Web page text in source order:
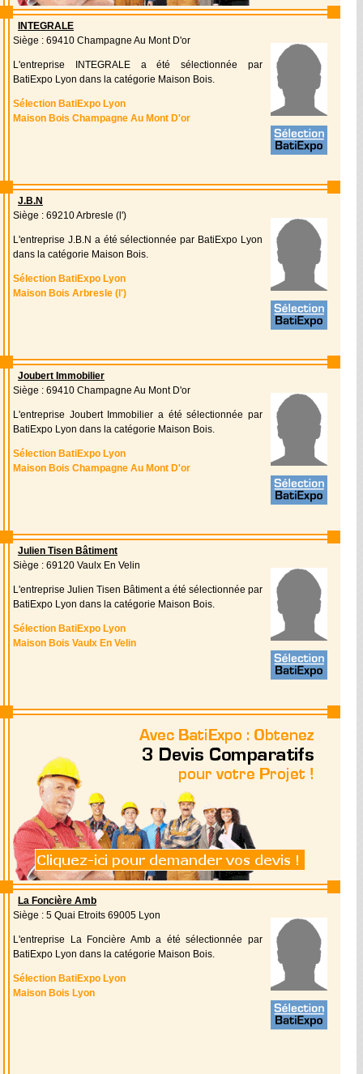
INTEGRALE
Siège : 69410 Champagne Au Mont D'or
L'entreprise INTEGRALE a été sélectionnée par
BatiExpo Lyon dans la catégorie Maison Bois.
Sélection BatiExpo Lyon
Maison Bois Champagne Au Mont D'or
J.B.N
Siège : 69210 Arbresle (l')
L'entreprise J.B.N a été sélectionnée par BatiExpo Lyon
dans la catégorie Maison Bois.
Sélection BatiExpo Lyon
Maison Bois Arbresle (l')
Joubert Immobilier
Siège : 69410 Champagne Au Mont D'or
L'entreprise Joubert Immobilier a été sélectionnée par
BatiExpo Lyon dans la catégorie Maison Bois.
Sélection BatiExpo Lyon
Maison Bois Champagne Au Mont D'or
Julien Tisen Bâtiment
Siège : 69120 Vaulx En Velin
L'entreprise Julien Tisen Bâtiment a été sélectionnée par
BatiExpo Lyon dans la catégorie Maison Bois.
Sélection BatiExpo Lyon
Maison Bois Vaulx En Velin
La Foncière Amb
Siège : 5 Quai Etroits 69005 Lyon
L'entreprise La Foncière Amb a été sélectionnée par
BatiExpo Lyon dans la catégorie Maison Bois.
Sélection BatiExpo Lyon
Maison Bois Lyon